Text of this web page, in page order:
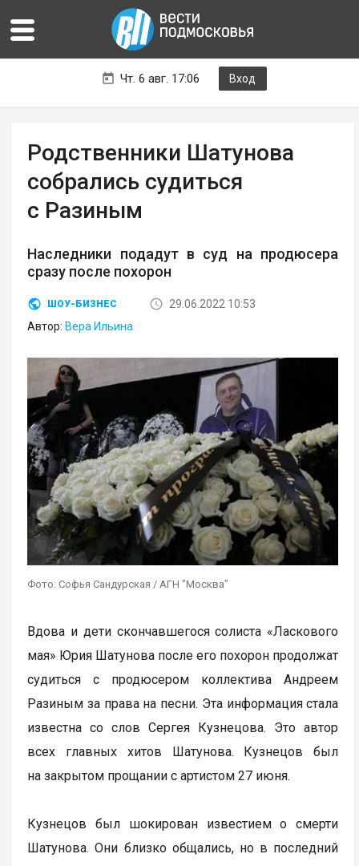
Чт. 6 авг. 17:06 Вход
Родственники Шатунова
собрались судиться
с Разиным
Наследники подадут в суд на продюсера
сразу после похорон
ШОУ-БИЗНЕС
29.06.2022 10:53
Автор: Вера Ильина
Фото: Софья Сандурская / АГН "Москва"
Вдова и дети скончавшегося солиста «Ласкового
мая» Юрия Шатунова после его похорон продолжат
судиться с продюсером коллектива Андреем
Разиным за права на песни. Эта информация стала
известна со слов Сергея Кузнецова. Это автор
всех главных хитов Шатунова. Кузнецов был
на закрытом прощании с артистом 27 июня.
Кузнецов был шокирован известием о смерти
Шатунова. Они близко общались, но в последний